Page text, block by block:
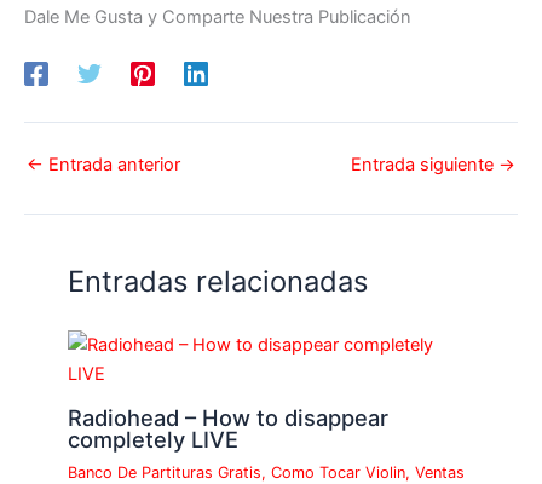
Dale Me Gusta y Comparte Nuestra Publicación
← Entrada anterior Entrada siguiente →
Entradas relacionadas
Radiohead – How to disappear
completely LIVE
Banco De Partituras Gratis,Como Tocar Violin,Ventas